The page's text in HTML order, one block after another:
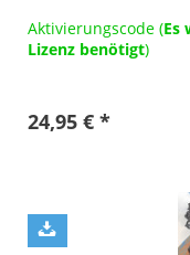
Aktivierungscode (Es
Lizenz benötigt)
24,95 € *